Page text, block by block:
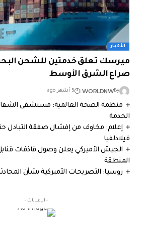
الأخبار
ميرسك تعلق خدمتين للشحن
صراع الشرق الأوسط
By
WORLDNW 5 أشهر ago
منظمة الصحة العالمية: مستشفى
الخدمة
إعلام: مخاوف من إفشال صفقة التبادل
فيلادلفيا
الجيش الأميركي يعلن وصول قاذفات
المنطقة
روسيا: التصريحات الأميركية بشأن
- الإعلانات -